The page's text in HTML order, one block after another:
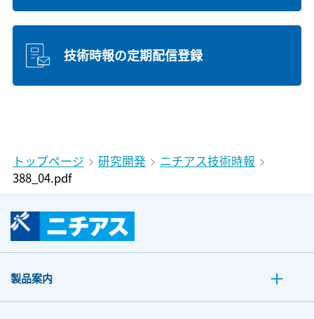
技術時報の定期配信登録
トップページ 研究開発
ニチアス技術時報
388_04.pdf
製品案内